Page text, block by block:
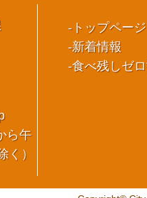
ら午
く）
トップページ
新着情報
食べ残しゼ